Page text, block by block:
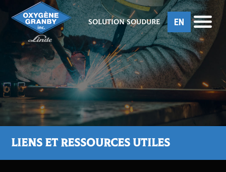
Solution soudure EN
Liens et ressources utiles